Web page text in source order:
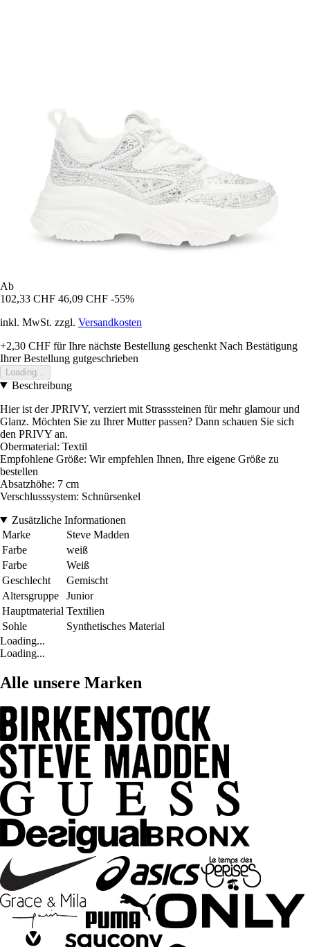
Ab
102,33 CHF 46,09 CHF -55%
inkl. MwSt. zzgl. Versandkosten
+2,30 CHF für Ihre nächste Bestellung geschenkt Nach Bestätigung
Ihrer Bestellung gutgeschrieben
Loading...
Beschreibung
Hier ist der JPRIVY, verziert mit Strasssteinen für mehr glamour und
Glanz. Möchten Sie zu Ihrer Mutter passen? Dann schauen Sie sich
den PRIVY an.
Obermaterial: Textil
Empfohlene Größe: Wir empfehlen Ihnen, Ihre eigene Größe zu
bestellen
Absatzhöhe: 7 cm
Verschlusssystem: Schnürsenkel
Zusätzliche Informationen
Marke
Steve Madden
Farbe
weiß
Farbe
Weiß
Geschlecht
Gemischt
Altersgruppe
Junior
Hauptmaterial Textilien
Sohle
Synthetisches Material
Loading...
Loading...
Alle unsere Marken